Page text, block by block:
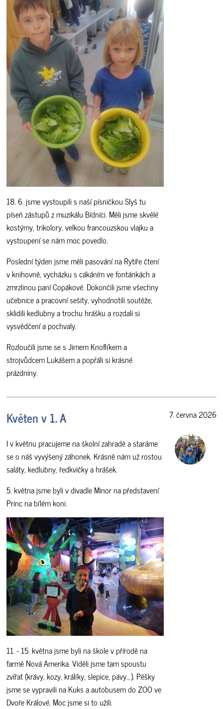
18. 6. jsme vystoupili s naší písničkou Slyš tu
píseň zástupů z muzikálu Bídníci. Měli jsme skvělé
kostýmy, trikolory, velkou francouzskou vlajku a
vystoupení se nám moc povedlo.
Poslední týden jsme měli pasování na Rytíře čtení
v knihovně, vycházku s cákáním ve fontánkách a
zmrzlinou paní Copákové. Dokončili jsme všechny
učebnice a pracovní sešity, vyhodnotili soutěže,
sklidili kedlubny a trochu hrášku a rozdali si
vysvědčení a pochvaly.
Rozloučili jsme se s Jimem Knoflíkem a
strojvůdcem Lukášem a popřáli si krásné
prázdniny.
Květen v 1. A
I v květnu pracujeme na školní zahradě a staráme
se o náš vyvýšený záhonek. Krásně nám už rostou
saláty, kedlubny, ředkvičky a hrášek.
5. května jsme byli v divadle Minor na představení
Princ na bílém koni.
11. - 15. května jsme byli na škole v přírodě na
farmě Nová Amerika. Viděli jsme tam spoustu
zvířat (krávy, kozy, králíky, slepice, pávy...). Pěšky
jsme se vypravili na Kuks a autobusem do ZOO ve
Dvoře Králové. Moc jsme si to užili.
7. června 2026